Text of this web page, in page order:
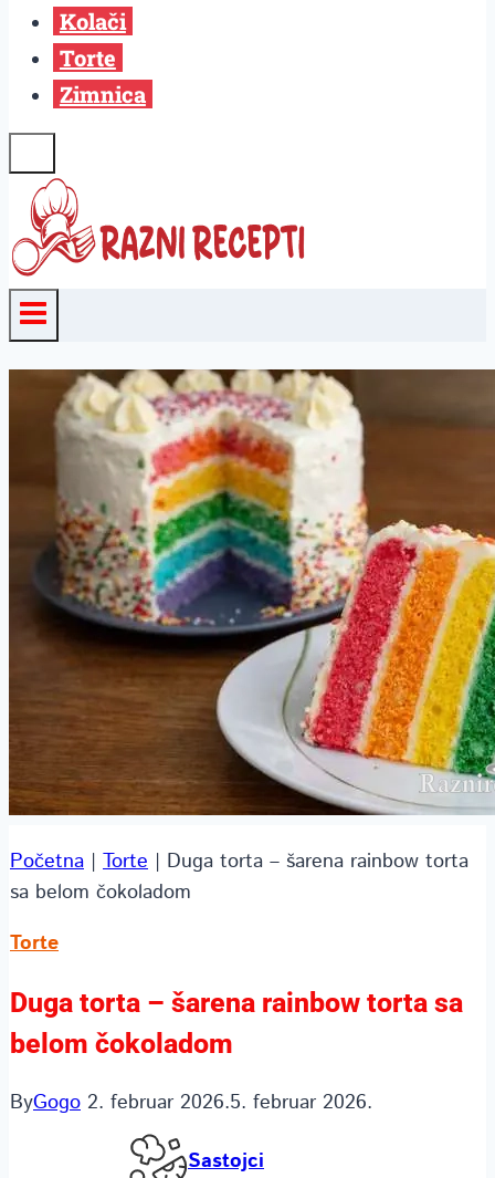
Kolači
Torte
Zimnica
Početna | Torte | Duga torta – šarena rainbow torta
sa belom čokoladom
Torte
Duga torta – šarena rainbow torta sa
belom čokoladom
ByGogo 2. februar 2026.5. februar 2026.
Sastojci